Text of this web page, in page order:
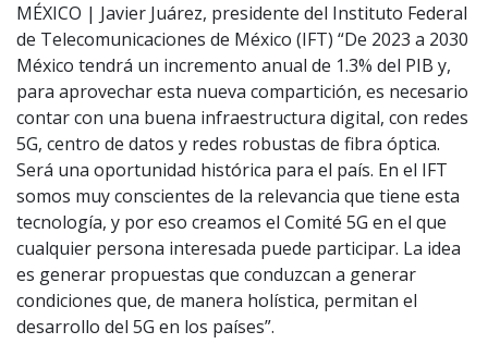
MÉXICO | Javier Juárez, presidente del Instituto Federal
de Telecomunicaciones de México (IFT) “De 2023 a 2030
México tendrá un incremento anual de 1.3% del PIB y,
para aprovechar esta nueva compartición, es necesario
contar con una buena infraestructura digital, con redes
5G, centro de datos y redes robustas de fibra óptica.
Será una oportunidad histórica para el país. En el IFT
somos muy conscientes de la relevancia que tiene esta
tecnología, y por eso creamos el Comité 5G en el que
cualquier persona interesada puede participar. La idea
es generar propuestas que conduzcan a generar
condiciones que, de manera holística, permitan el
desarrollo del 5G en los países”.